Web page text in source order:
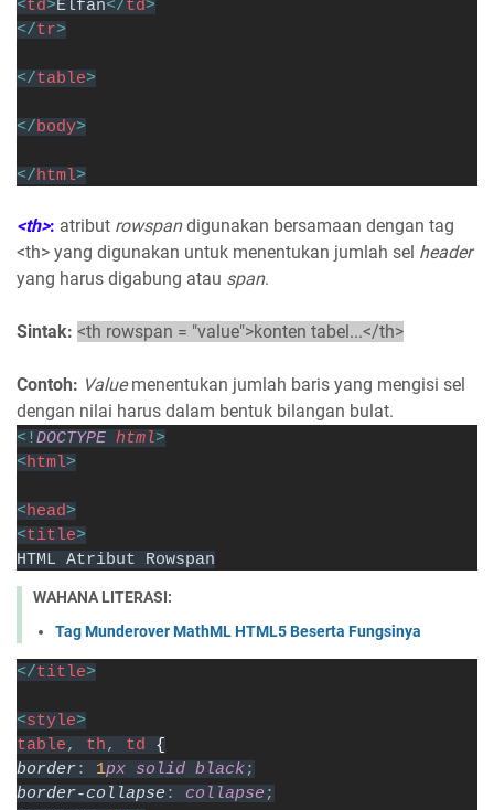
<td>Elfan</td>
</tr>
</table>
</body>
</html>
<th>: atribut rowspandigunakan bersamaan dengan tag
<th> yang digunakan untuk menentukan jumlah sel header
yang harus digabung atau span.
Sintak: <th rowspan = "value">konten tabel...</th>
Contoh: Valuemenentukan jumlah baris yang mengisi sel
dengan nilai harus dalam bentuk bilangan bulat.
<!DOCTYPE html>
<html>
<head>
<title>
HTML Atribut Rowspan
WAHANA LITERASI:
Tag Munderover MathML HTML5 Beserta Fungsinya
</title>
<style>
table, th, td {
border: 1px solid black;
border-collapse : collapse ;